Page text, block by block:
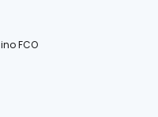
FCO